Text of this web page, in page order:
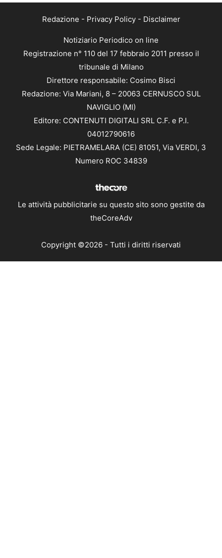
Redazione - Privacy Policy- Disclaimer
Notiziario Periodico on line
Registrazione n° 110 del 17 febbraio 2011 presso il
tribunale di Milano
Direttore responsabile: Cosimo Bisci
Redazione: Via Mariani, 8 – 20063 CERNUSCO SUL
NAVIGLIO (MI)
Editore: CONTENUTI DIGITALI SRL C.F. e P.I.
04012790616
Sede Legale: PIETRAMELARA (CE) 81051, Via VERDI, 3
Numero ROC 34839
Le attività pubblicitarie su questo sito sono gestite da
theCoreAdv
Copyright ©2026 - Tutti i diritti riservati